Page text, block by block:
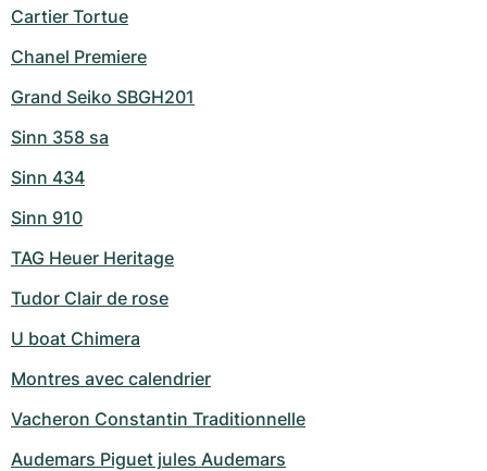
Cartier Tortue
Chanel Premiere
Grand Seiko SBGH201
Sinn 358 sa
Sinn 434
Sinn 910
TAG Heuer Heritage
Tudor Clair de rose
U boat Chimera
Montres avec calendrier
Vacheron Constantin Traditionnelle
Audemars Piguet jules Audemars